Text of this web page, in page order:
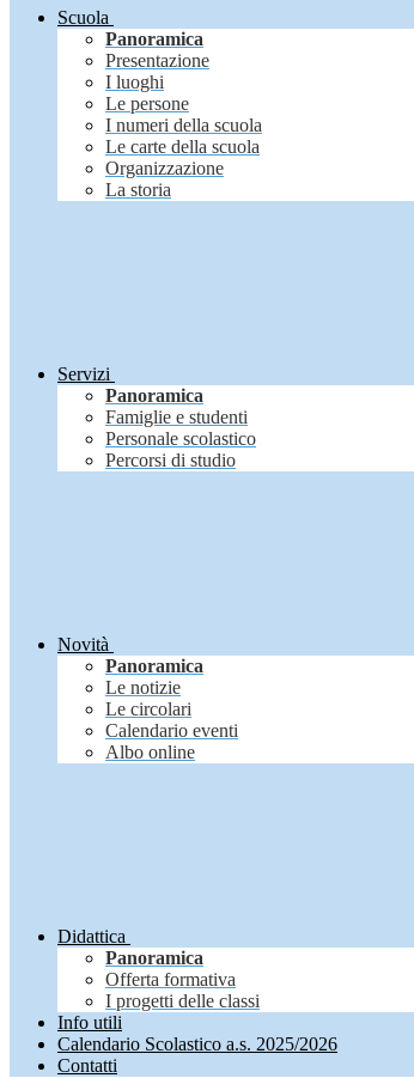
Scuola
Panoramica
Presentazione
I luoghi
Le persone
I numeri della scuola
Le carte della scuola
Organizzazione
La storia
Servizi
Panoramica
Famiglie e studenti
Personale scolastico
Percorsi di studio
Novità
Panoramica
Le notizie
Le circolari
Calendario eventi
Albo online
Didattica
Panoramica
Offerta formativa
I progetti delle classi
Info utili
Calendario Scolastico a.s. 2025/2026
Contatti